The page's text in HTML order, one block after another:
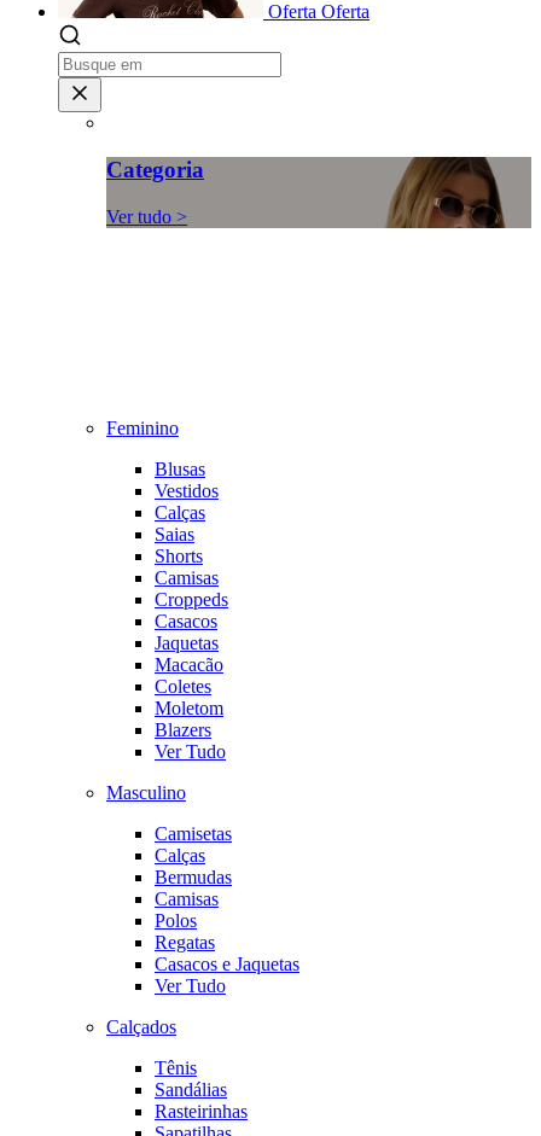
Oferta Oferta
Categoria
Ver tudo >
Feminino
Blusas
Vestidos
Calças
Saias
Shorts
Camisas
Croppeds
Casacos
Jaquetas
Macacão
Coletes
Moletom
Blazers
Ver Tudo
Masculino
Camisetas
Calças
Bermudas
Camisas
Polos
Regatas
Casacos e Jaquetas
Ver Tudo
Calçados
Tênis
Sandálias
Rasteirinhas